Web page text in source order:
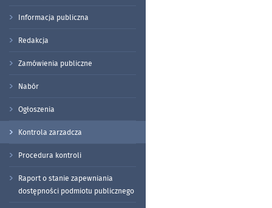
Informacja publiczna
Redakcja
Zamówienia publiczne
Nabór
Ogłoszenia
Kontrola zarzadcza
Procedura kontroli
Raport o stanie zapewniania
dostępności podmiotu publicznego